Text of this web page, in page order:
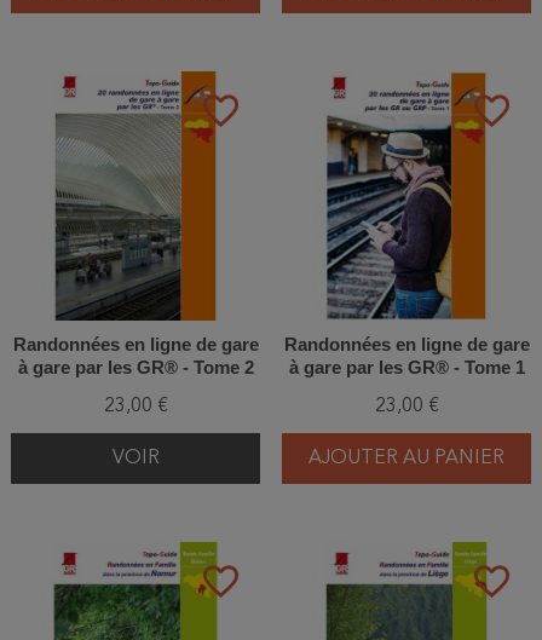
favorite_border
Randonnées en ligne de gare
à gare par les GR® - Tome 2
23,00 €
VOIR
favorite_border
Randonnées en ligne de gare
à gare par les GR® - Tome 1
23,00 €
AJOUTER AU PANIER
favorite_border favorite_border